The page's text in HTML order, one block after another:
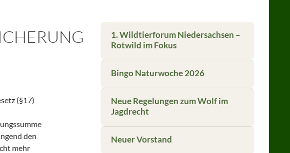
(§17)
den
mehr
1. Wildtierforum Niedersachsen –
Rotwild im Fokus
Bingo Naturwoche 2026
Neue Regelungen zum Wolf im
Jagdrecht
Neuer Vorstand